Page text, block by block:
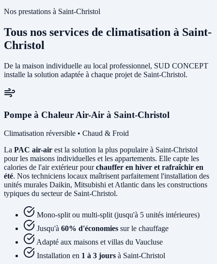
Nos prestations à Saint-Christol
Tous nos services de climatisation à Saint-
Christol
De la maison individuelle au local professionnel, SUD CONCEPT
installe la solution adaptée à chaque projet de Saint-Christol.
Pompe à Chaleur Air-Air à Saint-Christol
Climatisation réversible • Chaud & Froid
La PAC air-air est la solution la plus populaire à Saint-Christol
pour les maisons individuelles et les appartements. Elle capte les
calories de l'air extérieur pourchauffer en hiver et rafraîchir en
été. Nos techniciens locaux maîtrisent parfaitement l'installation des
unités murales Daikin, Mitsubishi et Atlantic dans les constructions
typiques du secteur de Saint-Christol.
Mono-split ou multi-split (jusqu'à 5 unités intérieures)
Jusqu'à 60% d'économies sur le chauffage
Adapté aux maisons et villas du Vaucluse
Installation en 1 à 3 jours à Saint-Christol